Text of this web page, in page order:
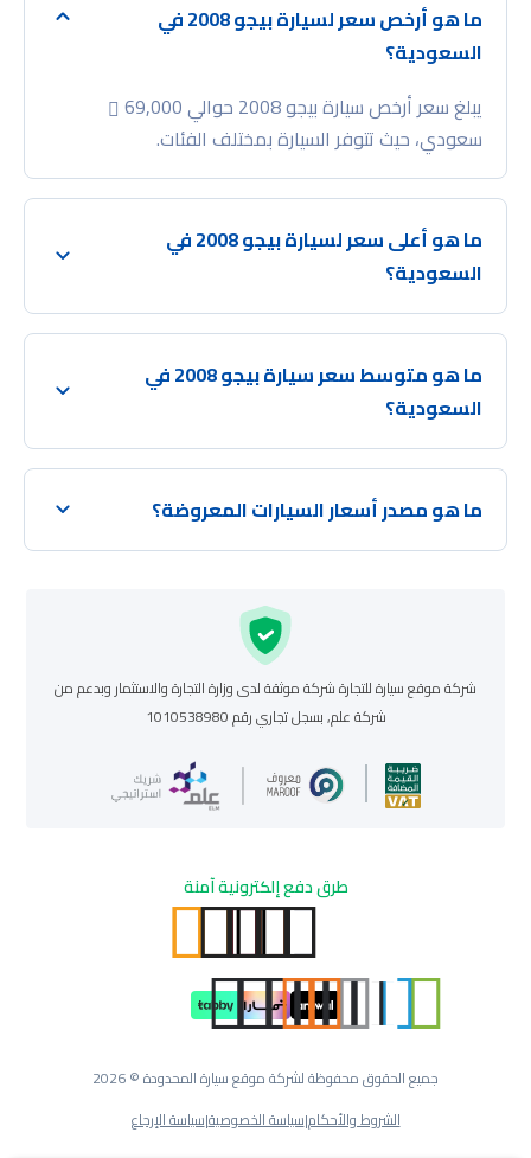
ما هو أرخص سعر لسيارة بيجو 2008 في
السعودية؟
يبلغ سعر أرخص سيارة بيجو 2008 حوالي 69,000
سعودي، حيث تتوفر السيارة بمختلف الفئات.
ما هو أعلى سعر لسيارة بيجو 2008 في
السعودية؟
ما هو متوسط سعر سيارة بيجو 2008 في
السعودية؟
ما هو مصدر أسعار السيارات المعروضة؟
شركة موقع سيارة للتجارة شركة موثقة لدى وزارة التجارة والاستثمار وبدعم من
شركة علم, بسجل تجاري رقم 1010538980
طرق دفع إلكترونية آمنة
جميع الحقوق محفوظة لشركة موقع سيارة المحدودة © 2026
الشروط والأحكام|سياسة الخصوصية|سياسة الإرجاع